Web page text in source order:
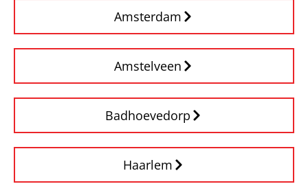
Amsterdam
Amstelveen
Badhoevedorp
Haarlem